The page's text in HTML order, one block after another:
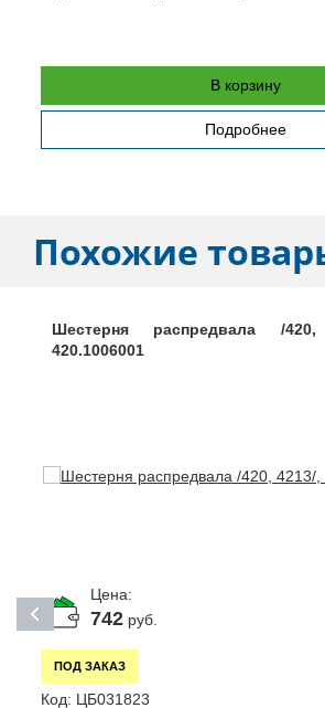
В корзину
Подробнее
Похожие
Шестерня распредвала /
420.1006001
Цена:
742руб.
ПОД ЗАКАЗ
Код: ЦБ031823